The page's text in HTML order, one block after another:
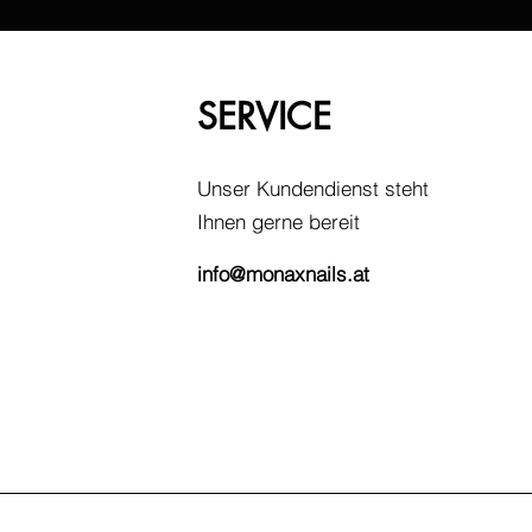
SERVICE
Unser Kundendienst steht
Ihnen gerne bereit
info@monaxnails.at